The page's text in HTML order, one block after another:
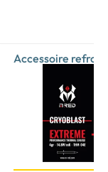
Accessoire